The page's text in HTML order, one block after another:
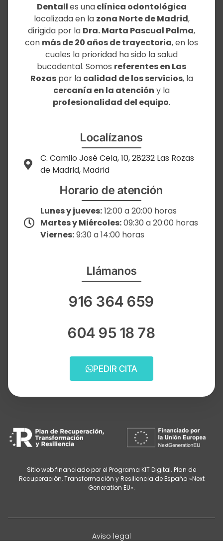
Dentalles unaclínica odontológica
localizada en la zona Norte de Madrid,
dirigida por la Dra. Marta Pascual Palma,
con más de 20 años de trayectoria, en los
cuales la prioridad ha sido la salud
bucodental. Somos referentes en Las
Rozaspor la calidad de los servicios, la
cercanía en la atención y la
profesionalidad del equipo.
Localízanos
C. Camilo José Cela, 10, 28232 Las Rozas
de Madrid, Madrid
Horario de atención
Lunes y jueves:12:00 a 20:00 horas
Martes y Miércoles:09:30 a 20:00 horas
Viernes:9:30 a 14:00 horas
Llámanos
916 364 659
604 95 18 78
PEDIR CITA
Sitio web financiado por el Programa KIT Digital. Plan de
Recuperación, Transformación y Resiliencia de España «Next
Generation EU».
Aviso legal